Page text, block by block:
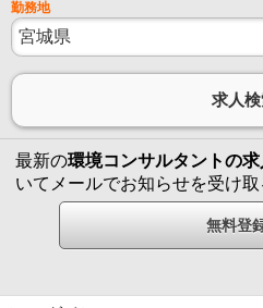
勤務地
最新の環境コンサルタントの
いてメールでお知らせを受け取